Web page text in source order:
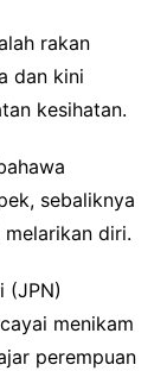
rakan
dan kini
kesihatan.
sebaliknya
diri.
(JPN)
menikam
perempuan